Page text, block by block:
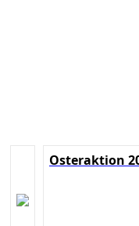
Osteraktion